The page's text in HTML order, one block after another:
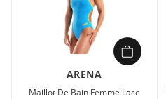
ARENA
Maillot De Bain Femme Lace